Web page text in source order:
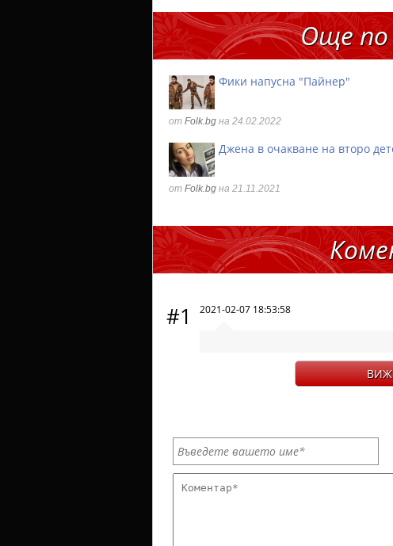
Още
Фики напусна "Пайнер"
от Folk.bg на 24.02.2022
Джена в очакване на второ
от Folk.bg на 21.11.2021
#1 2021-02-07 18:53:58